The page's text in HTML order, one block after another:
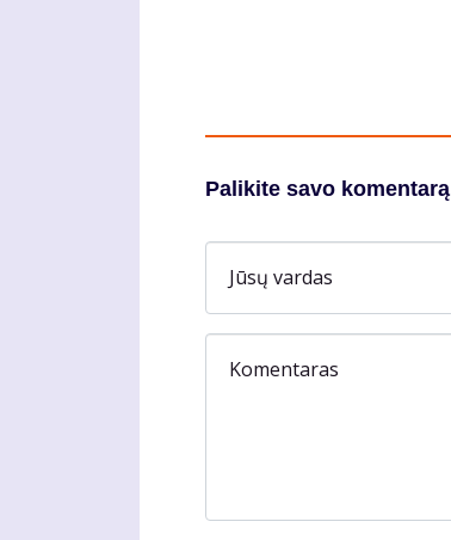
Palikite savo komentarą
Jūsų vardas
Komentaras